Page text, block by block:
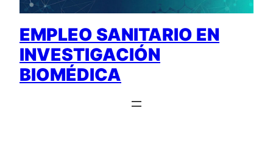
EMPLEO SANITARIO EN
INVESTIGACIÓN
BIOMÉDICA